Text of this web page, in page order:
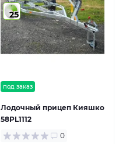
под заказ
Лодочный прицеп Кияшко
58PL1112
25
0